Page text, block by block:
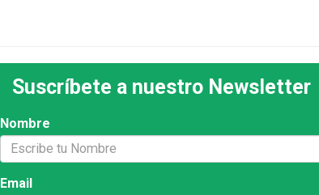
Suscríbete a nuestro Newsletter
Nombre
Email